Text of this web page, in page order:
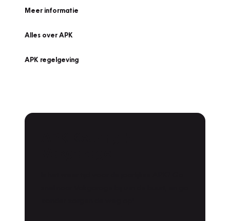
Meer informatie
Alles over APK
APK regelgeving